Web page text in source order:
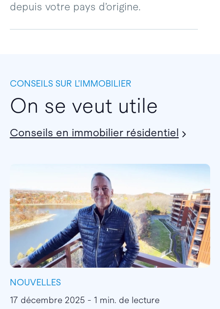
depuis votre pays d’origine.
CONSEILS SUR L’IMMOBILIER
On se veut utile
Conseils en immobilier résidentiel
NOUVELLES
17 décembre 2025 - 1 min. de lecture